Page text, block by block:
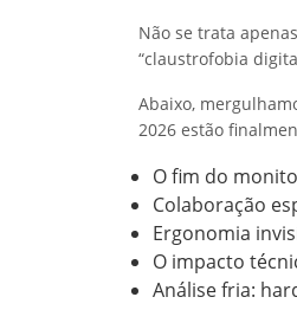
Não se trata
“claustrofobia
Abaixo,
2026 estão
O fim do
Colaboração
Ergonomia
O impacto
Análise fria: